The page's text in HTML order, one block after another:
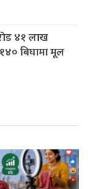
४१ लाख
बिघामा मूल